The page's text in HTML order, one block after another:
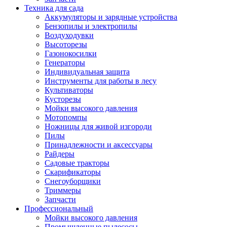
Техника для сада
Аккумуляторы и зарядные устройства
Бензопилы и электропилы
Воздуходувки
Высоторезы
Газонокосилки
Генераторы
Индивидуальная защита
Инструменты для работы в лесу
Культиваторы
Кусторезы
Мойки высокого давления
Мотопомпы
Ножницы для живой изгороди
Пилы
Принадлежности и аксессуары
Райдеры
Садовые тракторы
Скарификаторы
Снегоуборщики
Триммеры
Запчасти
Профессиональный
Мойки высокого давления